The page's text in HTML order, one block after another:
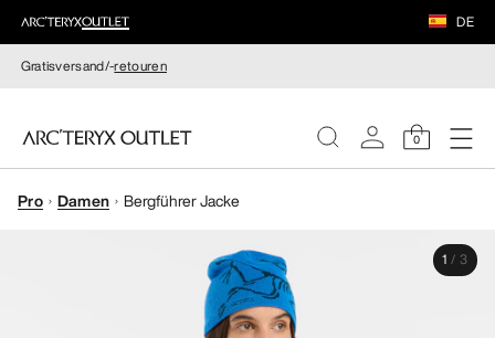
DE
Gratisversand/-retouren
0
DAMEN
Pro Damen Bergführer Jacke
1 / 3